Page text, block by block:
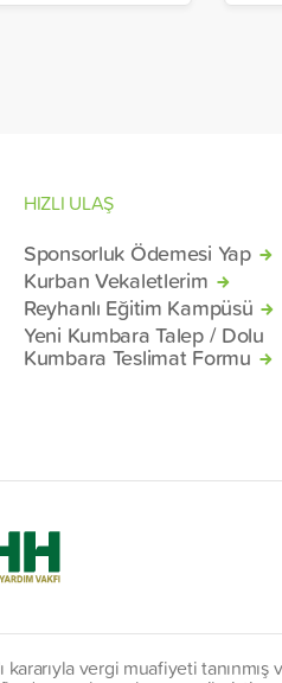
HIZLI ULAŞ
Sponsorluk Ödemesi Yap
Kurban Vekaletlerim
Reyhanlı Eğitim Kampüsü
Yeni Kumbara Talep / Dolu
Kumbara Teslimat Formu
vergi muafiyeti